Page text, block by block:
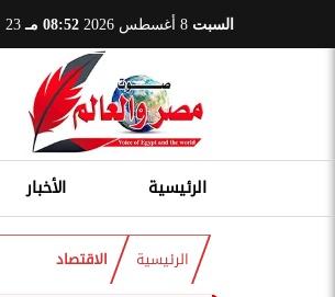
السبت 08:52 مـ 23 صفر 1448
الرئيسية الأخبار
الرئيسية الاقتصاد